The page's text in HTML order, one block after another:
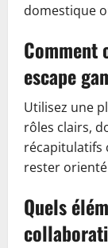
domestique
Comment
escape
Utilisez une
rôles clairs,
récapitulatifs
rester
Quels